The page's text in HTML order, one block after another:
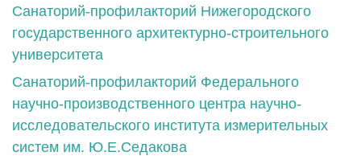
Санаторий-профилакторий Нижегородского
государственного архитектурно-строительного
университета
Санаторий-профилакторий Федерального
научно-производственного центра научно-
исследовательского института измерительных
систем им. Ю.Е.Седакова